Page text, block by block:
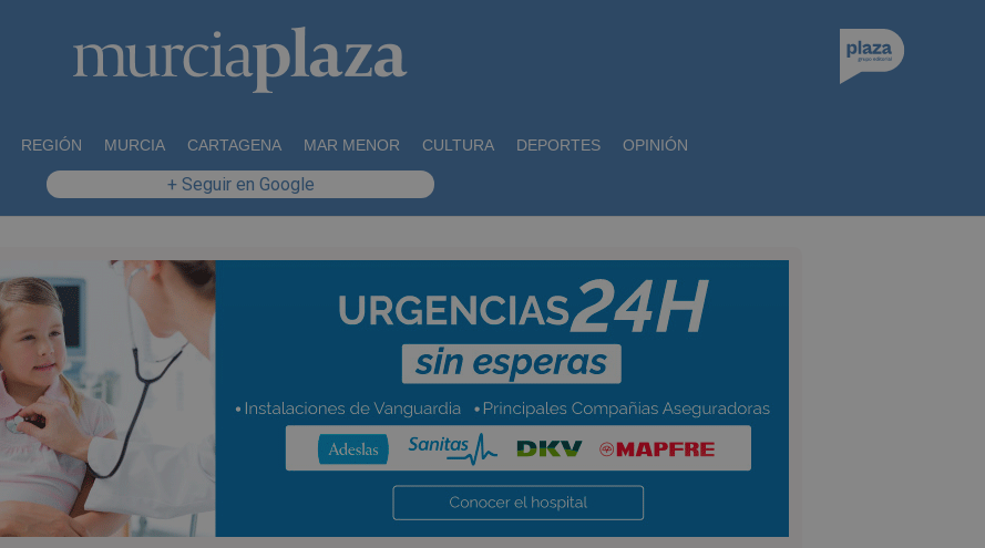
REGIÓN MURCIA CARTAGENA MAR MENOR CULTURA DEPORTES OPINIÓN
+ Seguir en Google